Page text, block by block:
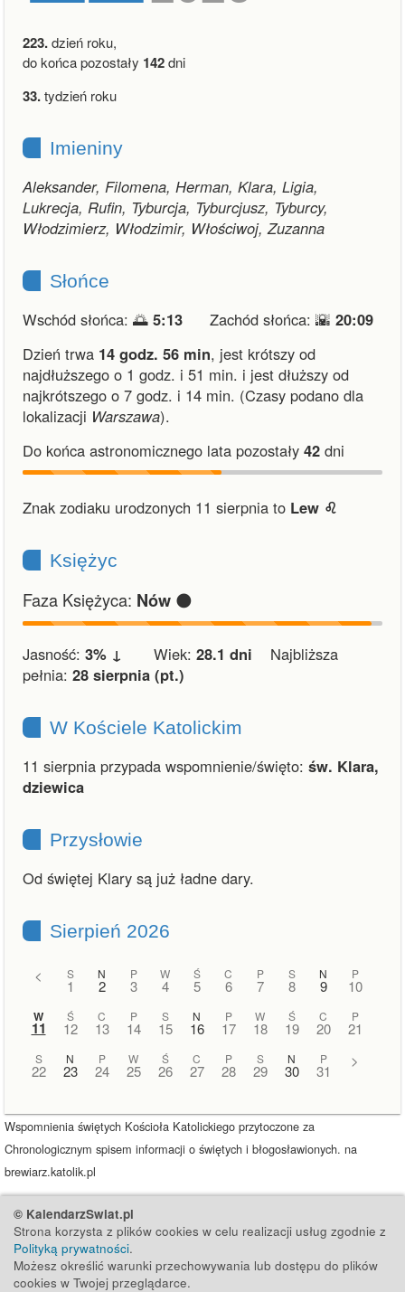
223.dzień roku,
do końca pozostały 142dni
33.tydzień roku
Imieniny
Aleksander, Filomena, Herman, Klara, Ligia,
Lukrecja, Rufin, Tyburcja, Tyburcjusz, Tyburcy,
Włodzimierz, Włodzimir, Włościwoj, Zuzanna
Słońce
Wschód słońca: 🌅 5:13 Zachód słońca: 🌇 20:09
Dzień trwa 14 godz. 56 min, jest krótszy od
najdłuższego o 1 godz. i 51 min. i jest dłuższy od
najkrótszego o 7 godz. i 14 min. (Czasy podano dla
lokalizacji Warszawa).
Do końca astronomicznego lata pozostały 42 dni
Znak zodiaku urodzonych 11 sierpnia to Lew ♌︎
Księżyc
Faza Księżyca: Nów 🌑
Jasność: 3% ↓ Wiek: 28.1 dni Najbliższa
pełnia: 28 sierpnia (pt.)
W Kościele Katolickim
11 sierpnia przypada wspomnienie/święto: św. Klara,
dziewica
Przysłowie
Od świętej Klary są już ładne dary.
Sierpień 2026
< S
1
N
2
P
3
W
4
Ś
5
C
6
P
7
S
8
N
9
P
10
W
11
Ś
12
C
13
P
14
S
15
N
16
P
17
W
18
Ś
19
C
20
P
21
S
22
N
23
P
24
W
25
Ś
26
C
27
P
28
S
29
N
30
P
31
>
Wspomnienia świętych Kościoła Katolickiego przytoczone za
Chronologicznym spisem informacji o świętych i błogosławionych. na
brewiarz.katolik.pl
© KalendarzSwiat.pl
Strona korzysta z plików cookies w celu realizacji usług zgodnie z
Polityką prywatności.
Możesz określić warunki przechowywania lub dostępu do plików
cookies w Twojej przeglądarce.